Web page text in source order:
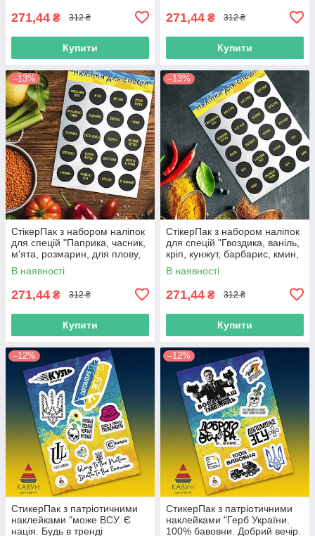
271,44 ₴ 312 ₴
Купити
271,44 ₴ 312 ₴
Купити
–13%
СтікерПак з набором наліпок
для спецій "Паприка, часник,
м'ята, розмарин, для плову,
суміш перців тощо".
В наявності
271,44 ₴ 312 ₴
Купити
–13%
СтікерПак з набором наліпок
для спецій "Гвоздика, ваніль,
кріп, кунжут, барбарис, кмин,
базилік, карі тощо".
В наявності
271,44 ₴ 312 ₴
Купити
–12%
СтикерПак з патріотичними
наклейками "може ВСУ. Є
нація. Будь в тренді
–12%
СтикерПак з патріотичними
наклейками "Герб України.
100% бавовни. Добрий вечір.